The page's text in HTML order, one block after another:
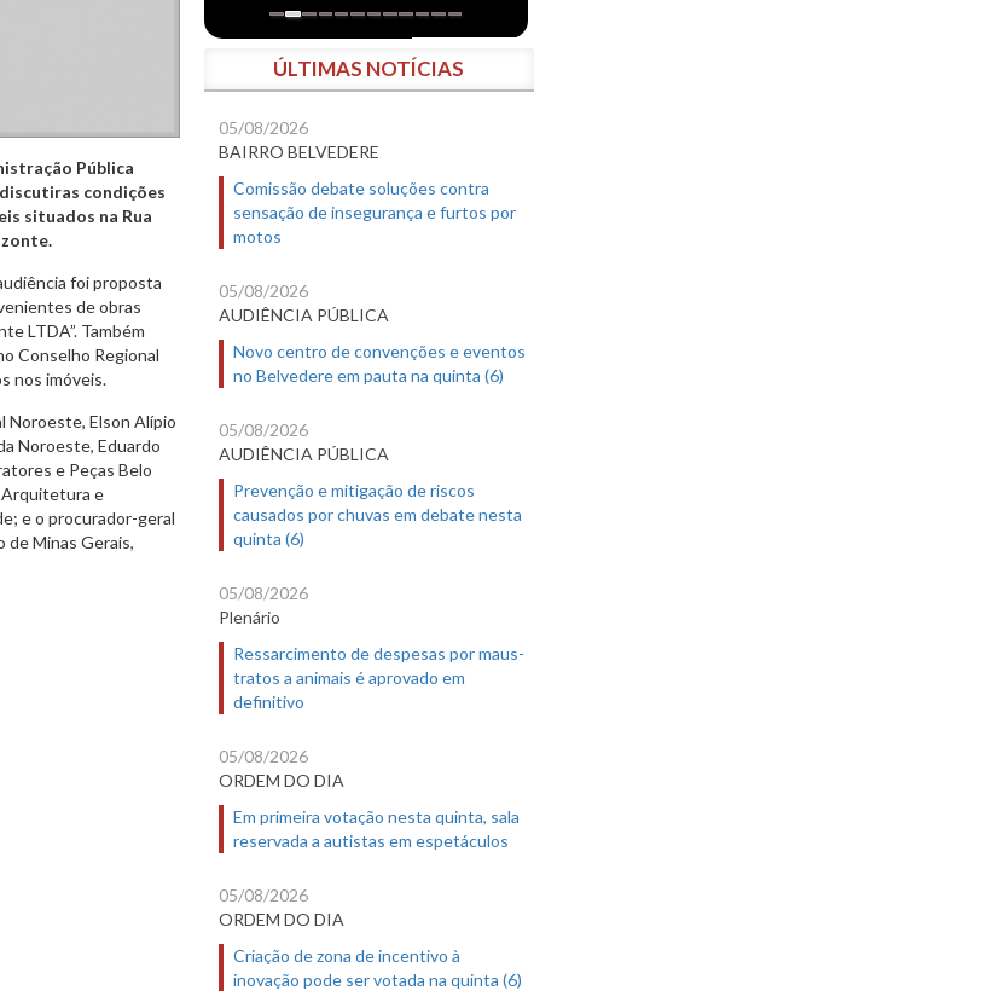
Pública
condições
situados na Rua
foi proposta
de obras
LTDA”. Também
Conselho Regional
nos imóveis.
Noroeste, Elson Alípio
Noroeste, Eduardo
e Peças Belo
Arquitetura e
e o procurador-geral
de Minas Gerais,
ÚLTIMAS NOTÍCIAS
05/08/2026
BAIRRO BELVEDERE
Comissão debate soluções contra
sensação de insegurança e furtos por
motos
05/08/2026
AUDIÊNCIA PÚBLICA
Novo centro de convenções e eventos
no Belvedere em pauta na quinta (6)
05/08/2026
AUDIÊNCIA PÚBLICA
Prevenção e mitigação de riscos
causados por chuvas em debate nesta
quinta (6)
05/08/2026
Plenário
Ressarcimento de despesas por maus-
tratos a animais é aprovado em
definitivo
05/08/2026
ORDEM DO DIA
Em primeira votação nesta quinta, sala
reservada a autistas em espetáculos
05/08/2026
ORDEM DO DIA
Criação de zona de incentivo à
inovação pode ser votada na quinta (6)